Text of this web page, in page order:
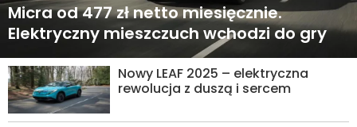
Micra od 477 zł netto miesięcznie.
Elektryczny mieszczuch wchodzi do gry
Nowy LEAF 2025 – elektryczna
rewolucja z duszą i sercem